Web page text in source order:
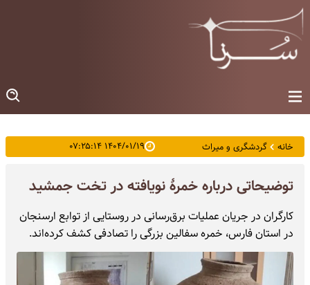
خانه گردشگری و میراث ۱۴۰۴/۰۱/۱۹ ۰۷:۲۵:۱۴
توضیحاتی درباره خمرۀ نویافته در تخت جمشید
کارگران در جریان عملیات برق‌رسانی در روستایی از توابع ارسنجان
در استان فارس، خمره‌ سفالین بزرگی را تصادفی کشف کرده‌اند.